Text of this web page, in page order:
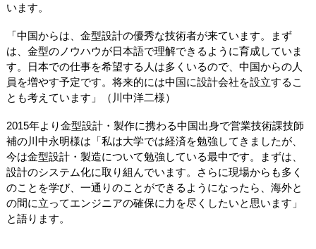
います。
「中国からは、金型設計の優秀な技術者が来ています。まず
は、金型のノウハウが日本語で理解できるように育成していま
す。日本での仕事を希望する人は多くいるので、中国からの人
員を増やす予定です。将来的には中国に設計会社を設立するこ
とも考えています」（川中洋二様）
2015年より金型設計・製作に携わる中国出身で営業技術課技師
補の川中永明様は「私は大学では経済を勉強してきましたが、
今は金型設計・製造について勉強している最中です。まずは、
設計のシステム化に取り組んでいます。さらに現場からも多く
のことを学び、一通りのことができるようになったら、海外と
の間に立ってエンジニアの確保に力を尽くしたいと思います」
と語ります。